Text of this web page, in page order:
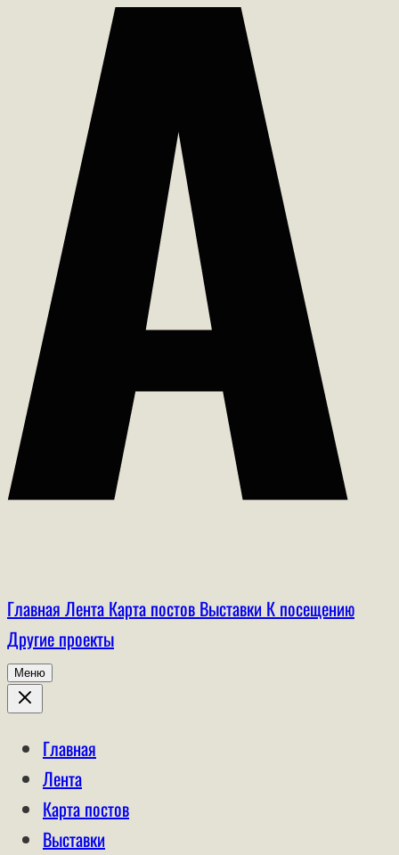
Главная Лента Карта постов Выставки К посещению
Другие проекты
Меню
Главная
Лента
Карта постов
Выставки